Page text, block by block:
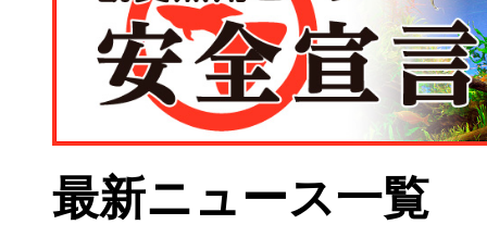
最新ニュース一覧